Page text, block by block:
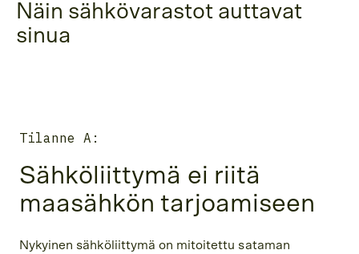
Näin sähkövarastot auttavat
sinua
Tilanne A:
Sähköliittymä ei riitä
maasähkön tarjoamiseen
Nykyinen sähköliittymä on mitoitettu sataman